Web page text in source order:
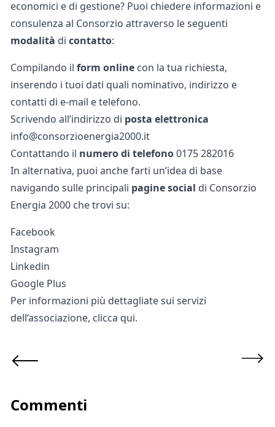
economici e di gestione? Puoi chiedere informazioni e
consulenza al Consorzio attraverso le seguenti
modalità di contatto:
Compilando il form online con la tua richiesta,
inserendo i tuoi dati quali nominativo, indirizzo e
contatti di e-mail e telefono.
Scrivendo all’indirizzo di posta elettronica
info@consorzioenergia2000.it
Contattando il numero di telefono0175 282016
In alternativa, puoi anche farti un’idea di base
navigando sulle principali pagine social di Consorzio
Energia 2000 che trovi su:
Facebook
Instagram
Linkedin
Google Plus
Per informazioni più dettagliate sui servizi
dell’associazione, clicca qui.
Commenti